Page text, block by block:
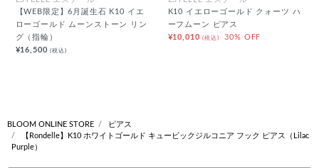
【WEB限定】6月誕生石 K10 イエ
ローゴールド ムーンストーン リン
グ（指輪）
¥16,500(税込)
K10 イエローゴールド クォーツ ハ
ーフムーン ピアス
¥10,010(税込) 30% OFF
BLOOM ONLINE STORE
ピアス
【Rondelle】K10 ホワイトゴールド キュービックジルコニア フック ピアス（Lilac
Purple）